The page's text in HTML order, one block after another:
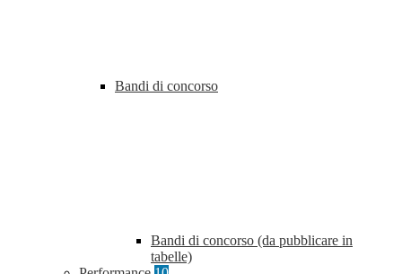
Bandi di concorso
Bandi di concorso (da pubblicare in
tabelle)